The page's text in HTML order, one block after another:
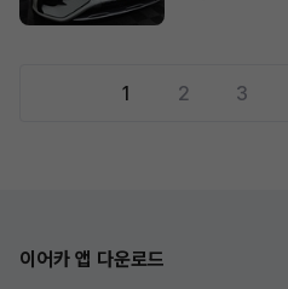
1 2 3
이어카 앱 다운로드